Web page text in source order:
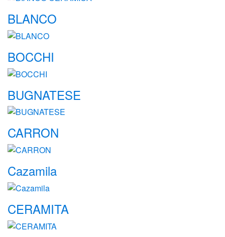
BLANCO
BOCCHI
BUGNATESE
CARRON
Cazamila
CERAMITA